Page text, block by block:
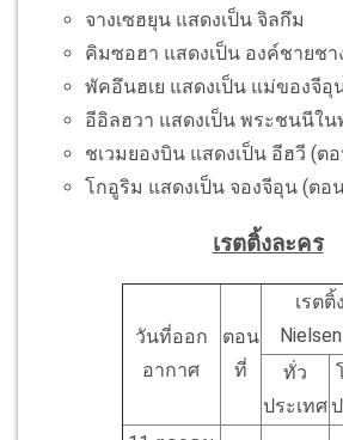
จางเซฮยุน แสดงเป็น จิลกึม
คิมซอฮา แสดงเป็น องค์ชายชา
พัคอึนฮเย แสดงเป็น แม่ของจีอุ
อีอิลฮวา แสดงเป็น พระชนนีใน
ชเวมยองบิน แสดงเป็น อีฮวี (ตอ
โกอูริม แสดงเป็น จองจีอุน (ตอ
เรตติ้งละคร
วันที่ออก
อากาศ
ตอน
ที่
เรตติ้
ทั่ว
ประเทศ